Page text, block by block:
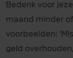
Bedenk voor
maand minder
voorbeelden:
geld